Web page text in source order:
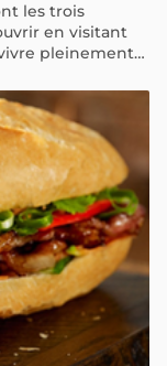
les trois
en visitant
pleinement
le Vieux
Hanoi,
de "Hanoi 36
située au